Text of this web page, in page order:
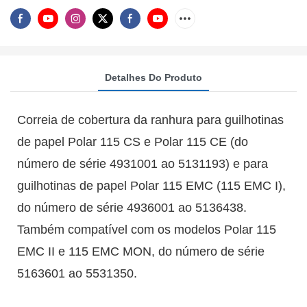
Detalhes Do Produto
Correia de cobertura da ranhura para guilhotinas
de papel Polar 115 CS e Polar 115 CE (do
número de série 4931001 ao 5131193) e para
guilhotinas de papel Polar 115 EMC (115 EMC I),
do número de série 4936001 ao 5136438.
Também compatível com os modelos Polar 115
EMC II e 115 EMC MON, do número de série
5163601 ao 5531350.